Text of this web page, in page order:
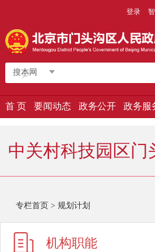
登录
搜本网
首 页 要闻动态 政务公开 政务服
中关村科技园区门
专栏首页 > 规划计划
机构职能